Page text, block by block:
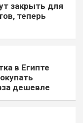
закрыть для
теперь
в Египте
дешевле